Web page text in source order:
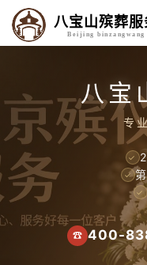
八宝山殡葬服
Beijing binzangwang
八宝
专
✓
✓
✓
☎ 400-